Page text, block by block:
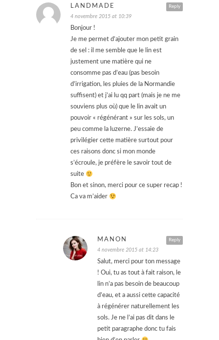
Reply
LANDMADE
4 novembre 2015 at 10:39
Bonjour !
Je me permet d’ajouter mon petit grain
de sel : il me semble que le lin est
justement une matière qui ne
consomme pas d’eau (pas besoin
d’irrigation, les pluies de la Normandie
suffisent) et j’ai lu qq part (mais je ne me
souviens plus où) que le lin avait un
pouvoir « régénérant » sur les sols, un
peu comme la luzerne. J’essaie de
privilégier cette matière surtout pour
ces raisons donc si mon monde
s’écroule, je préfère le savoir tout de
suite
Bon et sinon, merci pour ce super recap !
Ca va m’aider
Reply
MANON
4 novembre 2015 at 14:23
Salut, merci pour ton message
! Oui, tu as tout à fait raison, le
lin n’a pas besoin de beaucoup
d’eau, et a aussi cette capacité
à régénérer naturellement les
sols. Je ne l’ai pas dit dans le
petit paragraphe donc tu fais